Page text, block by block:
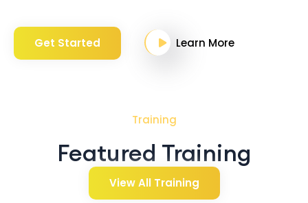
Get Started Learn More
Training
Featured Training
View All Training